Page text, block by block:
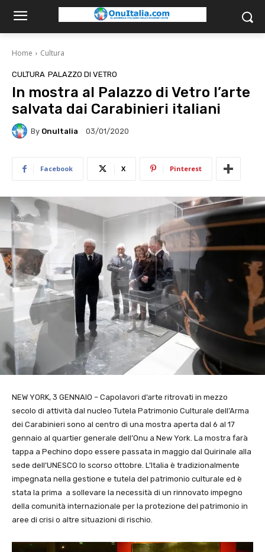
Home Cultura
CULTURA PALAZZO DI VETRO
In mostra al Palazzo di Vetro l’arte
salvata dai Carabinieri italiani
By OnuItalia 03/01/2020
Facebook X Pinterest
NEW YORK, 3 GENNAIO – Capolavori d’arte ritrovati in mezzo
secolo di attività dal nucleo Tutela Patrimonio Culturale dell’Arma
dei Carabinieri sono al centro di una mostra aperta dal 6 al 17
gennaio al quartier generale dell’Onu a New York. La mostra farà
tappa a Pechino dopo essere passata in maggio dal Quirinale alla
sede dell’UNESCO lo scorso ottobre. L’Italia è tradizionalmente
impegnata nella gestione e tutela del patrimonio culturale ed è
stata la prima a sollevare la necessità di un rinnovato impegno
della comunità internazionale per la protezione del patrimonio in
aree di crisi o altre situazioni di rischio.